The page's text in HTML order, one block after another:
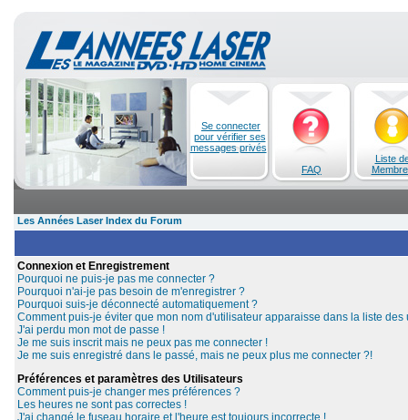
Se connecter
pour vérifier ses
messages privés
FAQ
Liste
Les Années Laser Index du Forum
Connexion et Enregistrement
Pourquoi ne puis-je pas me connecter ?
Pourquoi n'ai-je pas besoin de m'enregistrer ?
Pourquoi suis-je déconnecté automatiquement ?
Comment puis-je éviter que mon nom d'utilisateur apparaisse dans la liste
J'ai perdu mon mot de passe !
Je me suis inscrit mais ne peux pas me connecter !
Je me suis enregistré dans le passé, mais ne peux plus me connecter ?!
Préférences et paramètres des Utilisateurs
Comment puis-je changer mes préférences ?
Les heures ne sont pas correctes !
J'ai changé le fuseau horaire et l'heure est toujours incorrecte !